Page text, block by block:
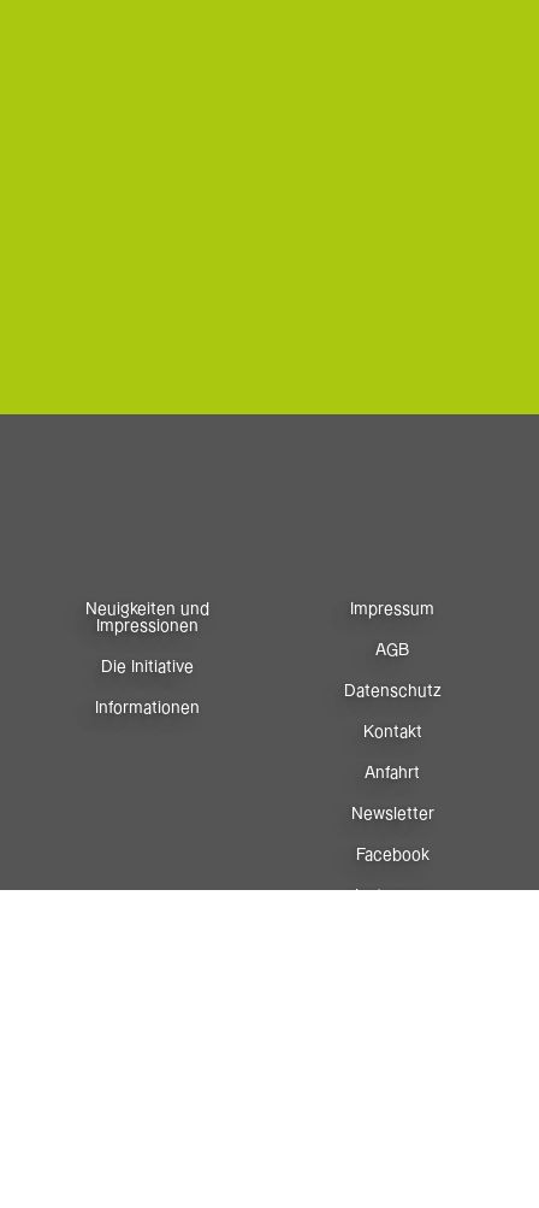
Neuigkeiten und
Impressionen
Die Initiative
Informationen
Impressum
AGB
Datenschutz
Kontakt
Anfahrt
Newsletter
Facebook